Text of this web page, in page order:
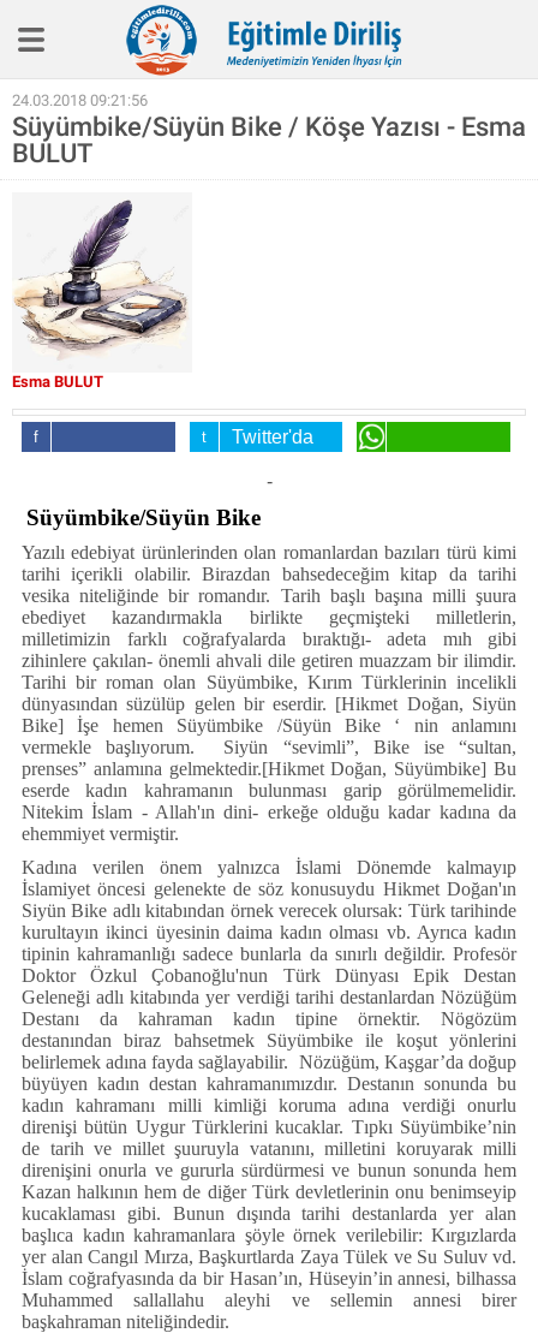
Eğitim İlkelerimiz
Haber
Röpotaj
Aile Eğitimi
SineEğitim
Video
Kitap
İletişim
24.03.2018 09:21:56
Süyümbike/Süyün Bike / Köşe Yazısı - Esma
BULUT
Esma BULUT
Twitter'da
-
Süyümbike/Süyün Bike
Yazılı edebiyat ürünlerinden olan romanlardan bazıları türü kimi
tarihi içerikli olabilir. Birazdan bahsedeceğim kitap da tarihi
vesika niteliğinde bir romandır. Tarih başlı başına milli şuura
ebediyet kazandırmakla birlikte geçmişteki milletlerin,
milletimizin farklı coğrafyalarda bıraktığı- adeta mıh gibi
zihinlere çakılan- önemli ahvali dile getiren muazzam bir ilimdir.
Tarihi bir roman olan Süyümbike, Kırım Türklerinin incelikli
dünyasından süzülüp gelen bir eserdir. [Hikmet Doğan, Siyün
Bike] İşe hemen Süyümbike /Süyün Bike ‘ nin anlamını
vermekle başlıyorum.
Siyün “sevimli”, Bike ise “sultan,
prenses” anlamına gelmektedir.[Hikmet Doğan, Süyümbike] Bu
eserde kadın kahramanın bulunması garip görülmemelidir.
Nitekim İslam - Allah'ın dini- erkeğe olduğu kadar kadına da
ehemmiyet vermiştir.
Kadına verilen önem yalnızca İslami Dönemde kalmayıp
İslamiyet öncesi gelenekte de söz konusuydu Hikmet Doğan'ın
Siyün Bike adlı kitabından örnek verecek olursak: Türk tarihinde
kurultayın ikinci üyesinin daima kadın olması vb. Ayrıca kadın
tipinin kahramanlığı sadece bunlarla da sınırlı değildir. Profesör
Doktor Özkul Çobanoğlu'nun Türk Dünyası Epik Destan
Geleneği adlı kitabında yer verdiği tarihi destanlardan Nözüğüm
Destanı da kahraman kadın tipine örnektir. Nögözüm
destanından biraz bahsetmek Süyümbike ile koşut yönlerini
belirlemek adına fayda sağlayabilir. Nözüğüm, Kaşgar’da doğup
büyüyen kadın destan kahramanımızdır. Destanın sonunda bu
kadın kahramanı milli kimliği koruma adına verdiği onurlu
direnişi bütün Uygur Türklerini kucaklar. Tıpkı Süyümbike’nin
de tarih ve millet şuuruyla vatanını, milletini koruyarak milli
direnişini onurla ve gururla sürdürmesi ve bunun sonunda hem
Kazan halkının hem de diğer Türk devletlerinin onu benimseyip
kucaklaması gibi. Bunun dışında tarihi destanlarda yer alan
başlıca kadın kahramanlara şöyle örnek verilebilir: Kırgızlarda
yer alan Cangıl Mırza, Başkurtlarda Zaya Tülek ve Su Suluv vd.
İslam coğrafyasında da bir Hasan’ın, Hüseyin’in annesi, bilhassa
Muhammed sallallahu aleyhi ve sellemin annesi birer
başkahraman niteliğindedir.